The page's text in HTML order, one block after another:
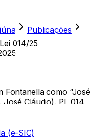
Publicações
014/25
Fontanella como “José
José Cláudio). PL 014
(e-SIC)